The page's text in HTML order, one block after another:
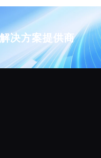
决方案提供商